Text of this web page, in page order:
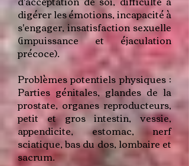
digérer les émotions, incapacité à
s'engager, insatisfaction sexuelle
(impuissance et éjaculation
précoce).
Problèmes potentiels physiques :
Parties génitales, glandes de la
prostate, organes reproducteurs,
petit et gros intestin, vessie,
appendicite, estomac, nerf
sciatique, bas du dos, lombaire et
sacrum.